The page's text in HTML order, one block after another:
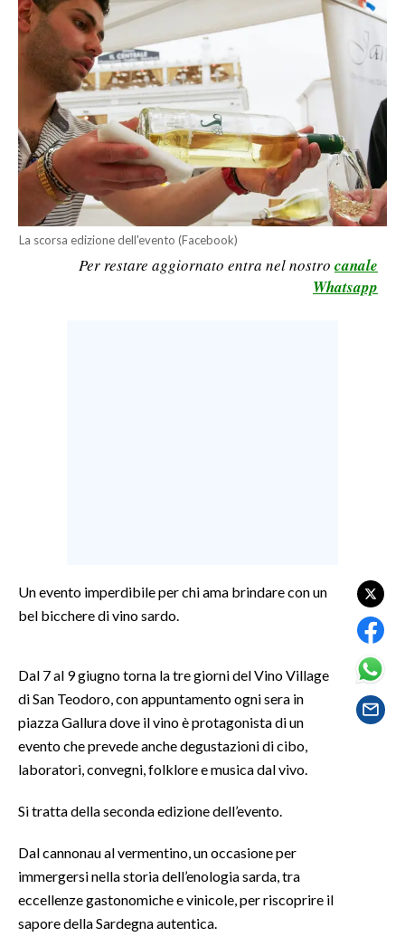
ITALIA
MONDO
POLITICA
ECONOMIA
SERVIZI ALLE IMPRESE
LAVORO
BANDI
GOSSIP
SARDEGNA TURISMO
EVENTI
#CARAUNIONE
La scorsa edizione dell'evento (Facebook)
Per restare aggiornato entra nel nostro canale
Whatsapp
Un evento imperdibile per chi ama brindare con un
bel bicchere di vino sardo.
Dal 7 al 9 giugno torna la tre giorni del Vino Village
di San Teodoro, con appuntamento ogni sera in
piazza Gallura dove il vino è protagonista di un
evento che prevede anche degustazioni di cibo,
laboratori, convegni, folklore e musica dal vivo.
Si tratta della seconda edizione dell’evento.
Dal cannonau al vermentino, un occasione per
immergersi nella storia dell’enologia sarda, tra
eccellenze gastonomiche e vinicole, per riscoprire il
sapore della Sardegna autentica.